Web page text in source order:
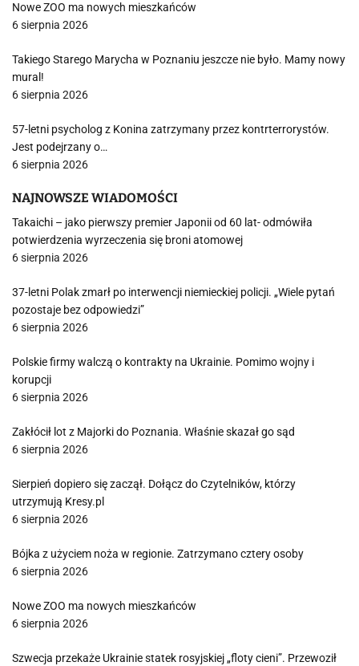
Nowe ZOO ma nowych mieszkańców
6 sierpnia 2026
Takiego Starego Marycha w Poznaniu jeszcze nie było. Mamy nowy
mural!
6 sierpnia 2026
57-letni psycholog z Konina zatrzymany przez kontrterrorystów.
Jest podejrzany o…
6 sierpnia 2026
NAJNOWSZE WIADOMOŚCI
Takaichi – jako pierwszy premier Japonii od 60 lat- odmówiła
potwierdzenia wyrzeczenia się broni atomowej
6 sierpnia 2026
37-letni Polak zmarł po interwencji niemieckiej policji. „Wiele pytań
pozostaje bez odpowiedzi”
6 sierpnia 2026
Polskie firmy walczą o kontrakty na Ukrainie. Pomimo wojny i
korupcji
6 sierpnia 2026
Zakłócił lot z Majorki do Poznania. Właśnie skazał go sąd
6 sierpnia 2026
Sierpień dopiero się zaczął. Dołącz do Czytelników, którzy
utrzymują Kresy.pl
6 sierpnia 2026
Bójka z użyciem noża w regionie. Zatrzymano cztery osoby
6 sierpnia 2026
Nowe ZOO ma nowych mieszkańców
6 sierpnia 2026
Szwecja przekaże Ukrainie statek rosyjskiej „floty cieni”. Przewoził